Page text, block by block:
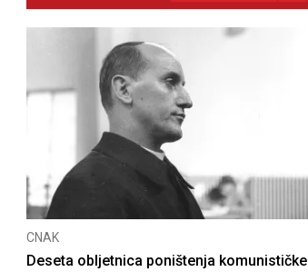
CNAK
Deseta obljetnica poništenja komunističke